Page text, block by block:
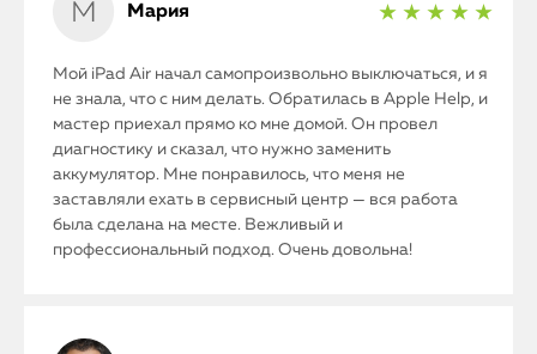
Мария ★ ★ ★ ★ ★
Мой iPad Air начал самопроизвольно выключаться, и я
не знала, что с ним делать. Обратилась в Apple Help, и
мастер приехал прямо ко мне домой. Он провел
диагностику и сказал, что нужно заменить
аккумулятор. Мне понравилось, что меня не
заставляли ехать в сервисный центр — вся работа
была сделана на месте. Вежливый и
профессиональный подход. Очень довольна!